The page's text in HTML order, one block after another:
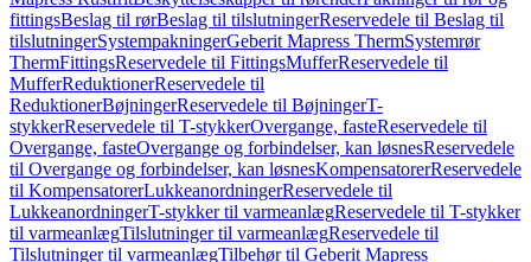
fittingsBeslag til rørBeslag til tilslutningerReservedele til Beslag til
tilslutningerSystempakningerGeberit Mapress ThermSystemrør
ThermFittingsReservedele til FittingsMufferReservedele til
MufferReduktionerReservedele til
ReduktionerBøjningerReservedele til BøjningerT-
stykkerReservedele til T-stykkerOvergange, fasteReservedele til
Overgange, fasteOvergange og forbindelser, kan løsnesReservedele
til Overgange og forbindelser, kan løsnesKompensatorerReservedele
til KompensatorerLukkeanordningerReservedele til
LukkeanordningerT-stykker til varmeanlægReservedele til T-stykker
til varmeanlægTilslutninger til varmeanlægReservedele til
Tilslutninger til varmeanlægTilbehør til Geberit Mapress